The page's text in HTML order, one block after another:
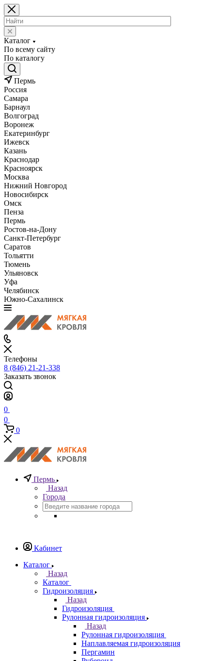
Каталог
По всему сайту
По каталогу
Пермь
Россия
Самара
Барнаул
Волгоград
Воронеж
Екатеринбург
Ижевск
Казань
Краснодар
Красноярск
Москва
Нижний Новгород
Новосибирск
Омск
Пенза
Пермь
Ростов-на-Дону
Санкт-Петербург
Саратов
Тольятти
Тюмень
Ульяновск
Уфа
Челябинск
Южно-Сахалинск
Телефоны
8 (846) 21-21-338
Заказать звонок
0
0
0
Пермь
Назад
Города
Кабинет
Каталог
Назад
Каталог
Гидроизоляция
Назад
Гидроизоляция
Рулонная гидроизоляция
Назад
Рулонная гидроизоляция
Наплавляемая гидроизоляция
Пергамин